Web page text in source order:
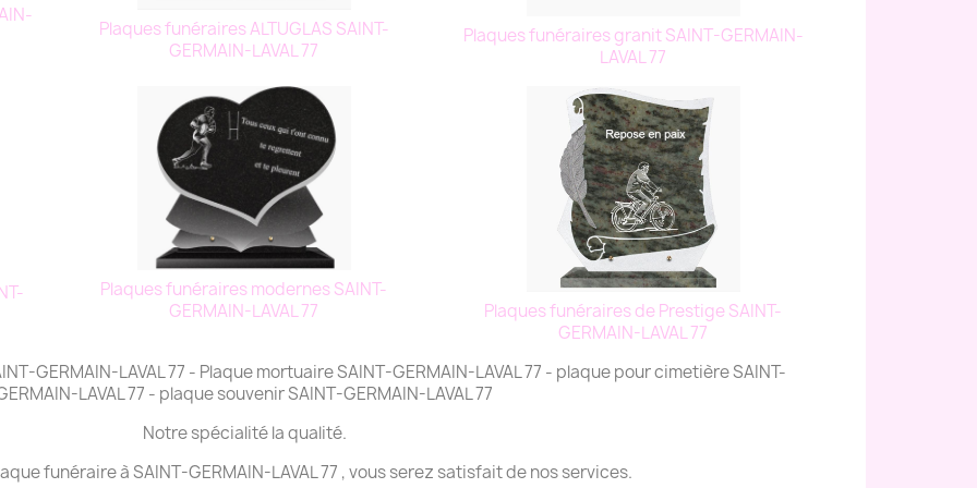
Plaques funéraires ALTUGLAS SAINT-
GERMAIN-LAVAL 77
Plaques funéraires granit SAINT-GERMAIN-
LAVAL 77
Plaques funéraires modernes SAINT-
GERMAIN-LAVAL 77
Plaques funéraires de Prestige SAINT-
GERMAIN-LAVAL 77
GERMAIN-LAVAL 77 - Plaque mortuaire SAINT-GERMAIN-LAVAL 77 - plaque pour cimetière SAINT-
LAVAL 77 - plaque souvenir SAINT-GERMAIN-LAVAL 77
Notre spécialité la qualité.
funéraire à SAINT-GERMAIN-LAVAL 77 , vous serez satisfait de nos services.